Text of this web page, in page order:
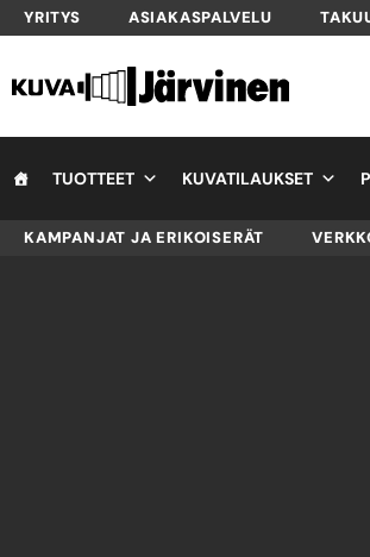
YRITYS ASIAKASPALVELU
TUOTTEET KUVATILAUKSET
KAMPANJAT JA ERIKOISERÄT